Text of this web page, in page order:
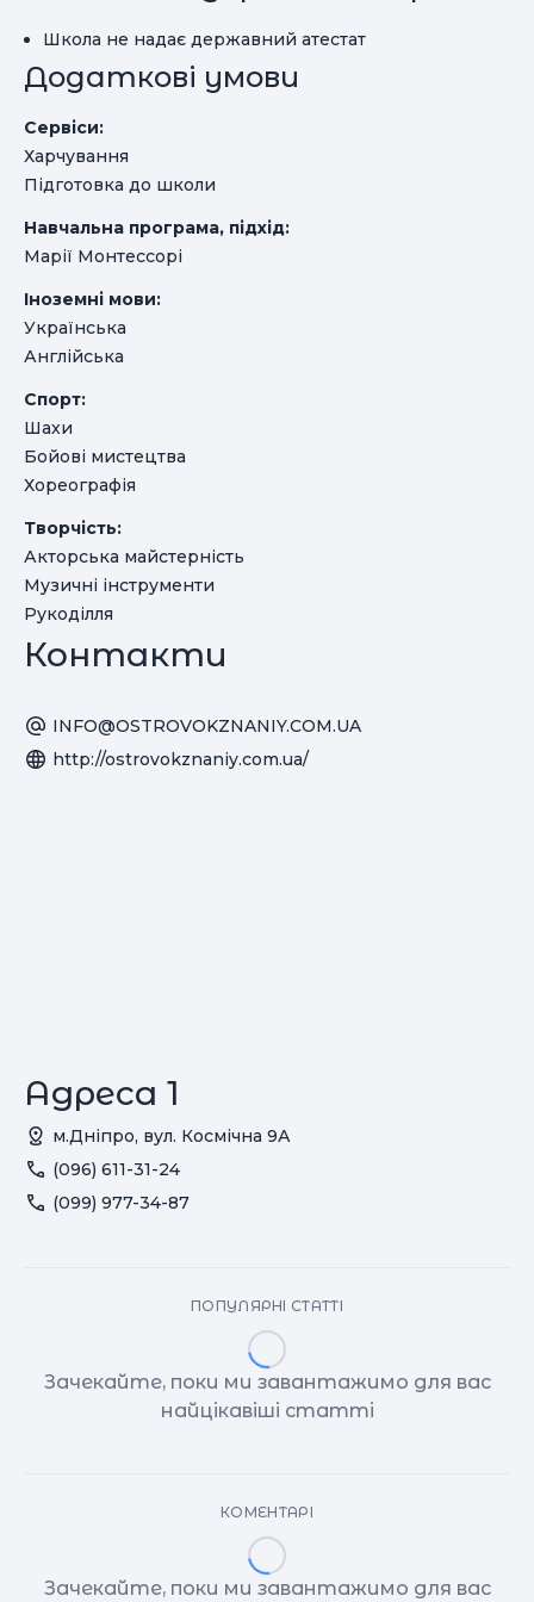
Школа не надає державний атестат
Додаткові умови
Сервіси:
Харчування
Підготовка до школи
Навчальна програма, підхід:
Марії Монтессорі
Іноземні мови:
Українська
Англійська
Спорт:
Шахи
Бойові мистецтва
Хореографія
Творчість:
Акторська майстерність
Музичні інструменти
Рукоділля
Контакти
INFO@OSTROVOKZNANIY.COM.UA
http://ostrovokznaniy.com.ua/
Адреса 1
м.Дніпро, вул. Космічна 9А
(096) 611-31-24
(099) 977-34-87
ПОПУЛЯРНІ СТАТТІ
Зачекайте, поки ми завантажимо для вас
найцікавіші статті
КОМЕНТАРІ
Зачекайте, поки ми завантажимо для вас